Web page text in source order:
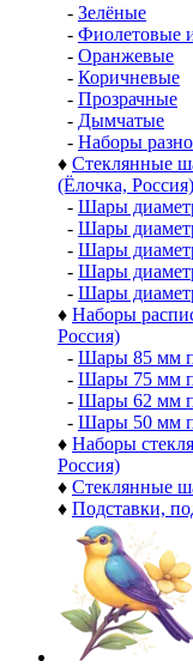
- Зелёные
- Фиолетовые
- Оранжевые
- Коричневые
- Прозрачные
- Дымчатые
- Наборы
♦ Стеклянные
(Ёлочка, Россия)
- Шары
- Шары
- Шары
- Шары
- Шары
♦ Наборы
Россия)
- Шары 85 мм
- Шары 75 мм
- Шары 62 мм
- Шары 50 мм
♦ Наборы
Россия)
♦ Стеклянные
♦ Подставки,